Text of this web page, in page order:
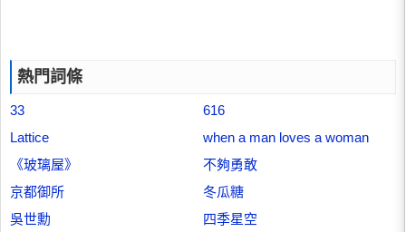
熱門詞條
33
616
Lattice
when a man loves a woman
《玻璃屋》
不夠勇敢
京都御所
冬瓜糖
吳世勳
四季星空